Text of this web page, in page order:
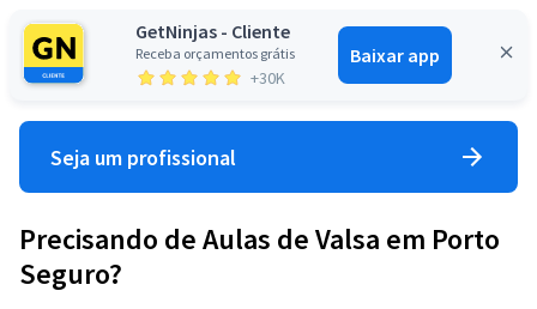
GetNinjas - Cliente
Receba orçamentos grátis
+30K
Baixar app
Entrar
Seja um profissional
Precisando de Aulas de Valsa em Porto
Seguro?